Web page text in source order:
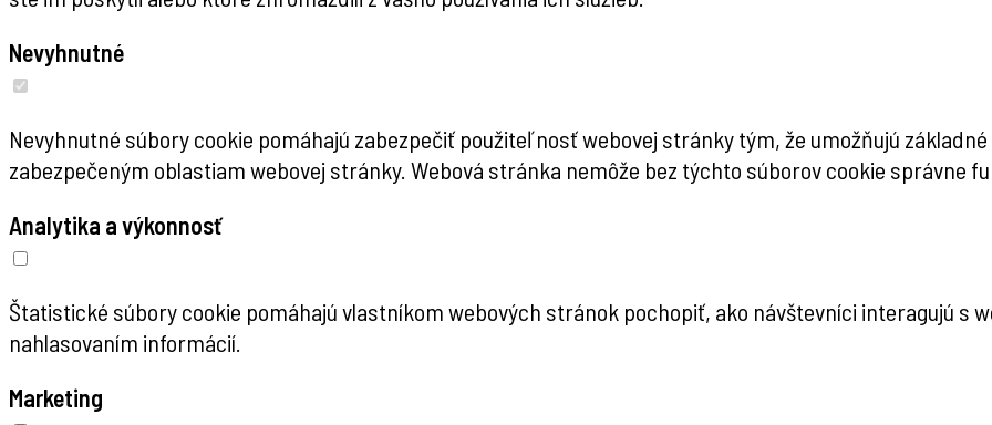
Nevyhnutné
Nevyhnutné súbory cookie pomáhajú zabezpečiť použiteľnosť webovej stránky tým, že umožňujú
zabezpečeným oblastiam webovej stránky. Webová stránka nemôže bez týchto súborov cookie správne
Analytika a výkonnosť
Štatistické súbory cookie pomáhajú vlastníkom webových stránok pochopiť, ako návštevníci interagujú s
nahlasovaním informácií.
Marketing